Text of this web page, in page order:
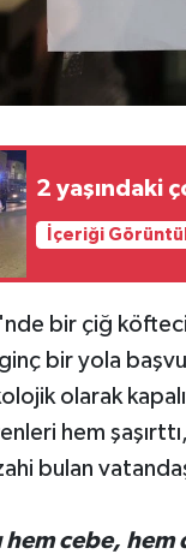
2 yaşındaki
İçeriği
bir çiğ
bir yola
olarak
hem
bulan
hem cebe,